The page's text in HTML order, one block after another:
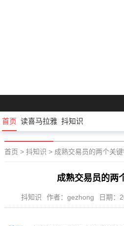
首页 读喜马拉雅 抖知识
首页 > 抖知识 > 成熟交易员的两个关
成熟交易员的两
抖知识 作者：gezhong 日期：